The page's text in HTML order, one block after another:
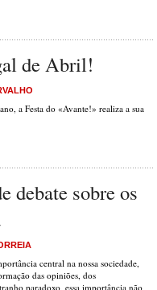
de Abril!
a Festa do «Avante!» realiza a sua
debate sobre os
central na nossa sociedade,
das opiniões, dos
paradoxo, essa importância não